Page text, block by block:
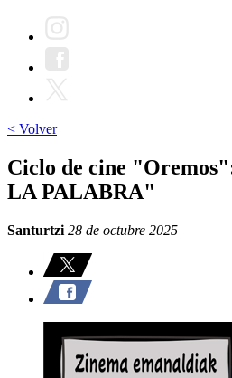
< Volver
Ciclo de cine
LA PALABRA"
Santurtzi 28 de octubre 2025